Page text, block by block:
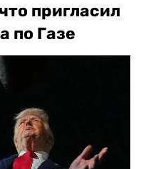
пригласил
по Газе